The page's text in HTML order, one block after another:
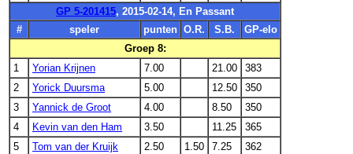
GP 5-201415, 2015-02-14, En Passant
#
speler punten O.R. S.B.
GP-elo
Groep 8:
1
Yorian Krijnen 7.00 21.00
383
2
Yorick Duursma 5.00 12.50
350
3
Yannick de Groot 4.00 8.50
350
4
Kevin van den Ham 3.50 11.25
365
5
Tom van der Kruijk 2.50 1.50 7.25
362